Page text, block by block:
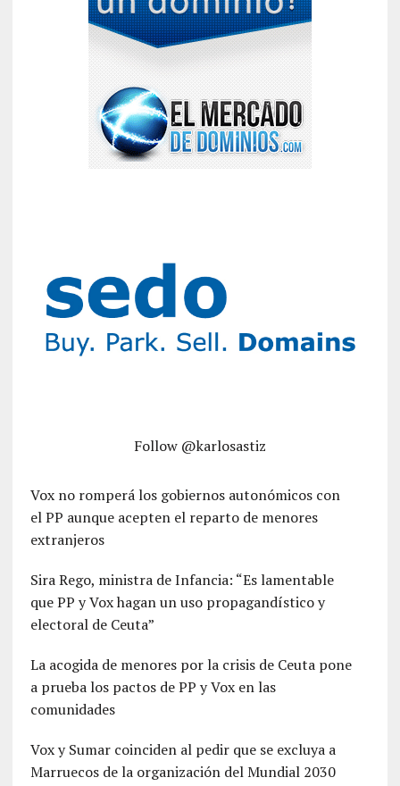
Follow @karlosastiz
Vox no romperá los gobiernos autonómicos con
el PP aunque acepten el reparto de menores
extranjeros
Sira Rego, ministra de Infancia: “Es lamentable
que PP y Vox hagan un uso propagandístico y
electoral de Ceuta”
La acogida de menores por la crisis de Ceuta pone
a prueba los pactos de PP y Vox en las
comunidades
Vox y Sumar coinciden al pedir que se excluya a
Marruecos de la organización del Mundial 2030